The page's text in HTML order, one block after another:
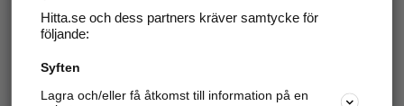
Hitta.se - Gratis nummerupplysning.
Hitta.se och dess partners kräver samtycke för
följande:
Syften
Lagra och/eller få åtkomst till information på en